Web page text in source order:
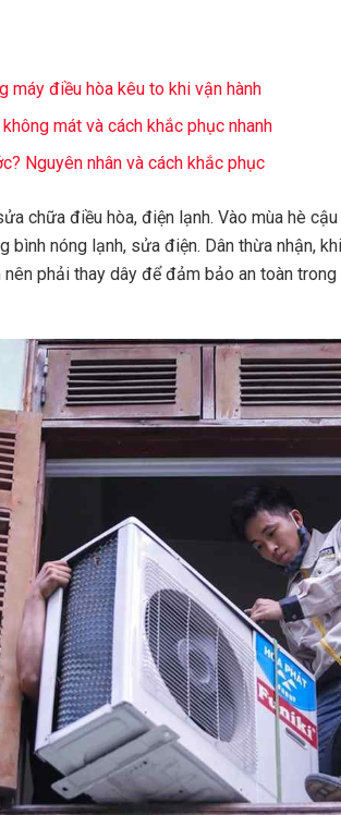
máy điều hòa kêu to khi vận hành
mát và cách khắc phục nhanh
Nguyên nhân và cách khắc phục
chữa điều hòa, điện lạnh. Vào mùa hè
nóng lạnh, sửa điện. Dân thừa nhận,
phải thay dây để đảm bảo an toàn